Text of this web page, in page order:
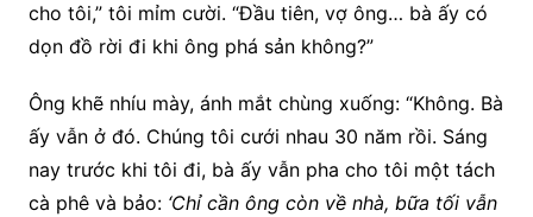
cho tôi,” tôi mỉm cười. “Đầu tiên, vợ ông… bà ấy có
dọn đồ rời đi khi ông phá sản không?”
Ông khẽ nhíu mày, ánh mắt chùng xuống: “Không. Bà
ấy vẫn ở đó. Chúng tôi cưới nhau 30 năm rồi. Sáng
nay trước khi tôi đi, bà ấy vẫn pha cho tôi một tách
cà phê và bảo: ‘Chỉ cần ông còn về nhà, bữa tối vẫn